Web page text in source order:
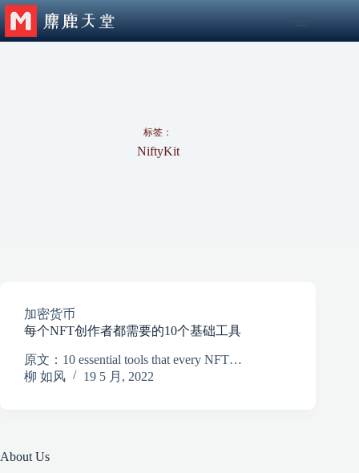
跳
至
标签：
NiftyKit
加密货币
每个NFT创作者都需要的10个基础工具
原文：10 essential tools that every NFT…
柳 如风
19 5 月, 2022
About Us